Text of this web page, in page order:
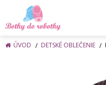
ÚVOD DETSKÉ OBLEČENIE